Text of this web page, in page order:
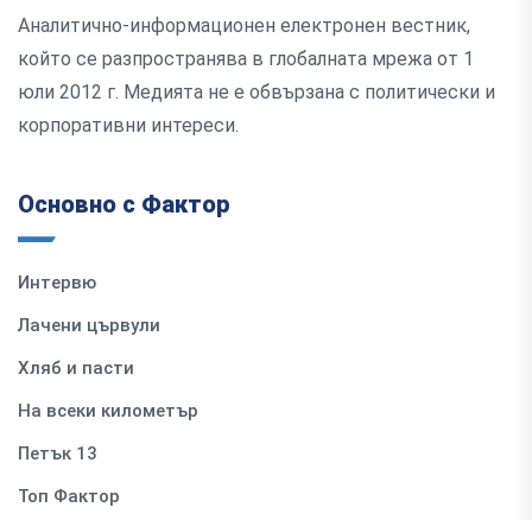
Аналитично-информационен електронен вестник,
който се разпространява в глобалната мрежа от 1
юли 2012 г. Медията не е обвързана с политически и
корпоративни интереси.
Основно с Фактор
Интервю
Лачени цървули
Хляб и пасти
На всеки километър
Петък 13
Топ Фактор